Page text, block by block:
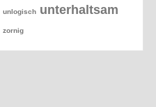
unlogisch unterhaltsam
zornig